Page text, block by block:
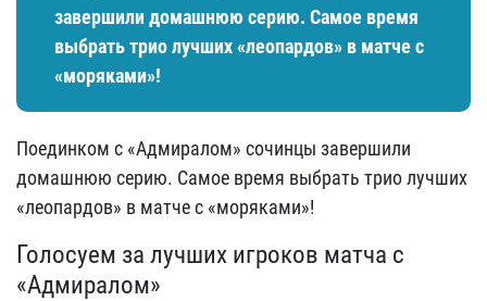
завершили домашнюю серию. Самое время
выбрать трио лучших «леопардов» в матче с
«моряками»!
Поединком с «Адмиралом» сочинцы завершили
домашнюю серию. Самое время выбрать трио лучших
«леопардов» в матче с «моряками»!
Голосуем за лучших игроков матча с
«Адмиралом»